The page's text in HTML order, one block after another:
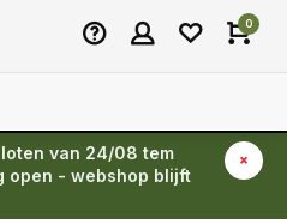
0
van 24/08 tem
open - webshop blijft